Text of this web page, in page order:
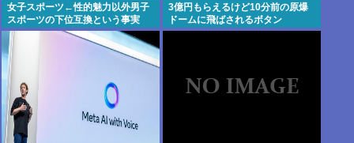
女子スポーツ←性的魅力以外男子
スポーツの下位互換という事実
3億円もらえるけど10分前の原爆
ドームに飛ばされるボタン